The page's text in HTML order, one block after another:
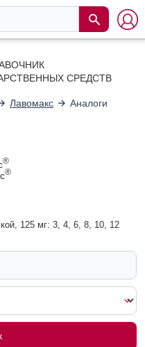
СРЕДСТВ
Лавомакс Аналоги
®
®
125 мг: 3, 4, 6, 8, 10, 12